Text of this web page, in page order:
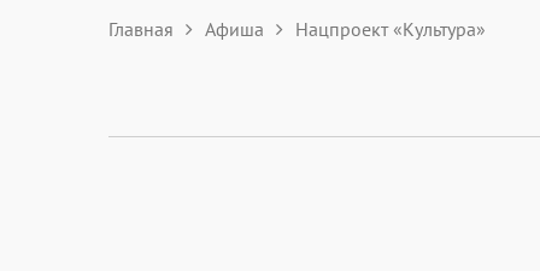
Главная Афиша Нацпроект «Культура»